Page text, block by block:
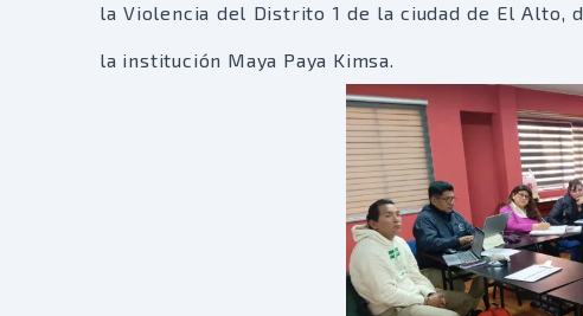
la Violencia del Distrito 1 de la ciudad de El Alto,
la institución Maya Paya Kimsa.